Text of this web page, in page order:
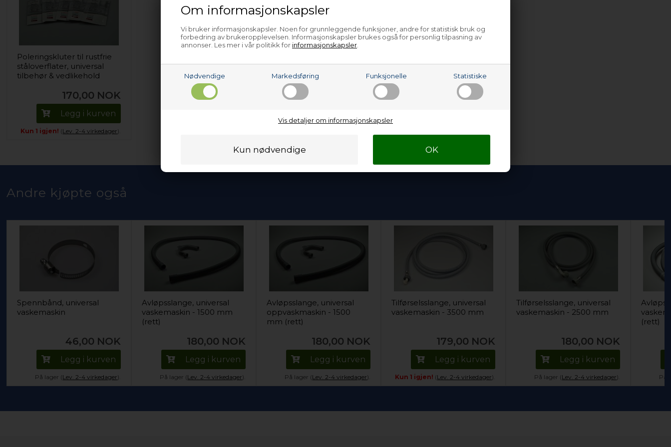
Om informasjonskapsler
Vi bruker informasjonskapsler. Noen for grunnleggende funksjoner, andre for statistisk bruk og
forbedring av brukeropplevelsen. Informasjonskapsler brukes også for personlig tilpasning av
annonser. Les mer i vår politikk for informasjonskapsler
Nødvendige Markedsføring Funksjonelle Statistiske
Vis detaljer om informasjonskapsler
Poleringskluter til rustfrie
ståloverflater, universal
tilbehør & vedlikehold
170,00 NOK
Legg i kurven
Kun 1 igjen! (Lev. 2-4 virkedager).
Andre kjøpte også
Spennbånd, universal
vaskemaskin
46,00 NOK
Legg i kurven
På lager (Lev. 2-4 virkedager).
Avløpsslange, universal
vaskemaskin - 1500 mm
(rett)
180,00 NOK
Legg i kurven
På lager (Lev. 2-4 virkedager).
Avløpsslange, universal
oppvaskmaskin - 1500
mm (rett)
180,00 NOK
Legg i kurven
På lager (Lev. 2-4 virkedager).
Tilførselsslange, universal
vaskemaskin - 3500 mm
179,00 NOK
Legg i kurven
Kun 1 igjen! (Lev. 2-4 virkedager).
Tilførselsslange, universal
vaskemaskin - 2500 mm
180,00 NOK
Legg i kurven
På lager (Lev. 2-4 virkedager).
(rett)
På